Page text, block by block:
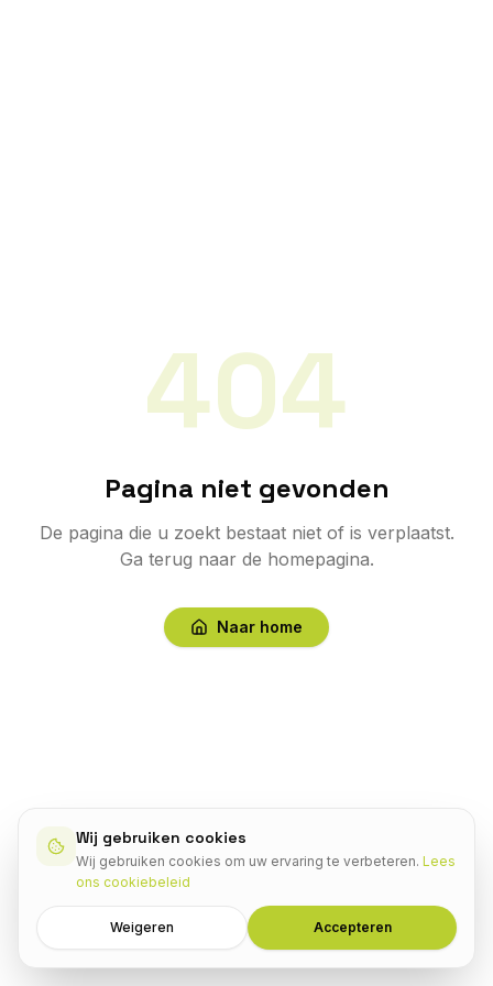
Wij gebruiken cookies
Wij gebruiken cookies om uw ervaring te verbeteren. Lees
ons cookiebeleid
Weigeren Accepteren
404
Pagina niet gevonden
De pagina die u zoekt bestaat niet of is verplaatst.
Ga terug naar de homepagina.
Naar home